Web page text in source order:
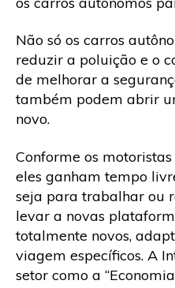
Não só os carros
reduzir a poluição e o
de melhorar a
também podem abrir
novo.
Conforme os
eles ganham tempo
seja para trabalhar ou
levar a novas
totalmente novos,
viagem específicos. A
setor como a